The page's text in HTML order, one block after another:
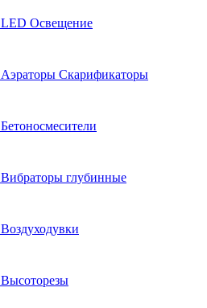
LED Освещение
Аэраторы Скарификаторы
Бетоносмесители
Вибраторы глубинные
Воздуходувки
Высоторезы